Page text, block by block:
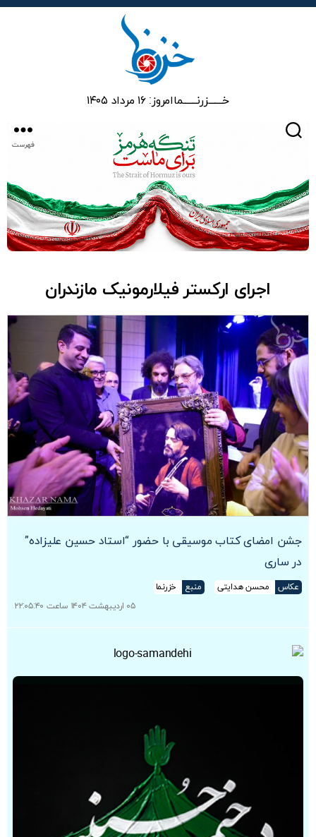
خـــــــزرنـــــــماامروز: ۱۶ مرداد ۱۴۰۵
فهرست
اجرای ارکستر فیلارمونیک مازندران
جشن امضای کتاب موسیقی با حضور “استاد حسین علیزاده”
در ساری
عکاس محسن هدایتی منبع
خزرنما
۰۵ اردیبهشت ۱۴۰۴ ساعت ۲۲:۰۵:۴۰